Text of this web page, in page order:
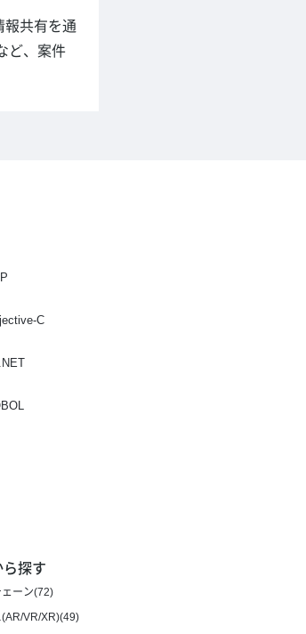
報共有を通
ど、案件
C
ら探す
ーン(72)
VR/XR)(49)